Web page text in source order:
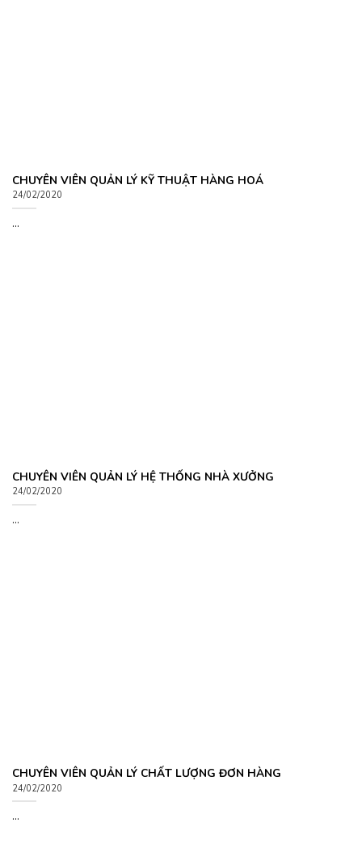
CHUYÊN VIÊN QUẢN LÝ KỸ THUẬT HÀNG HOÁ
24/02/2020
...
CHUYÊN VIÊN QUẢN LÝ HỆ THỐNG NHÀ XƯỞNG
24/02/2020
...
CHUYÊN VIÊN QUẢN LÝ CHẤT LƯỢNG ĐƠN HÀNG
24/02/2020
...